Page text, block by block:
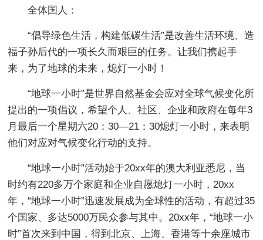
全体国人：
“倡导绿色生活，构建低碳生活”是改善生活环境、造
福子孙后代的一项长久而艰巨的任务。让我们携起手
来，为了地球的未来，熄灯一小时！
“地球一小时”是世界自然基金会应对全球气候变化所
提出的一项倡议，希望个人、社区、企业和政府在每年3
月最后一个星期六20：30—21：30熄灯一小时，来表明
他们对应对气候变化行动的支持。
“地球一小时”活动始于20xx年的澳大利亚悉尼，当
时约有220多万个家庭和企业自愿熄灯一小时，20xx
年，“地球一小时”迅速发展成为全球性的活动，有超过35
个国家、多达5000万民众参与其中。20xx年，“地球一小
时”首次来到中国，得到北京、上海、香港等十余座城市